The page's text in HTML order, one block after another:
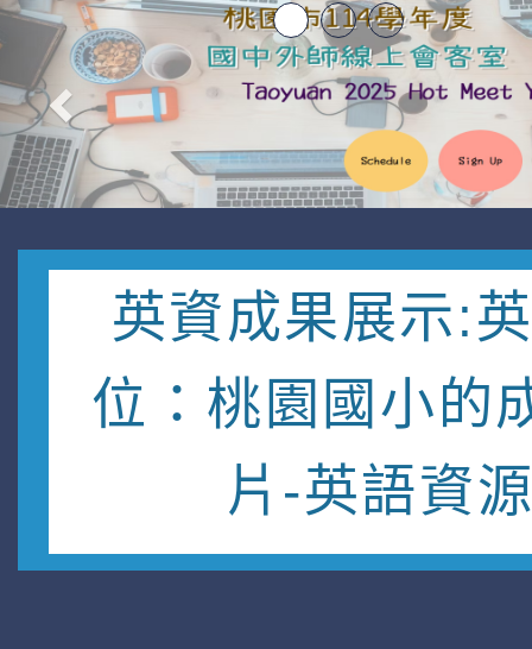
英資成果展示:
位：桃園國小的
片-英語資